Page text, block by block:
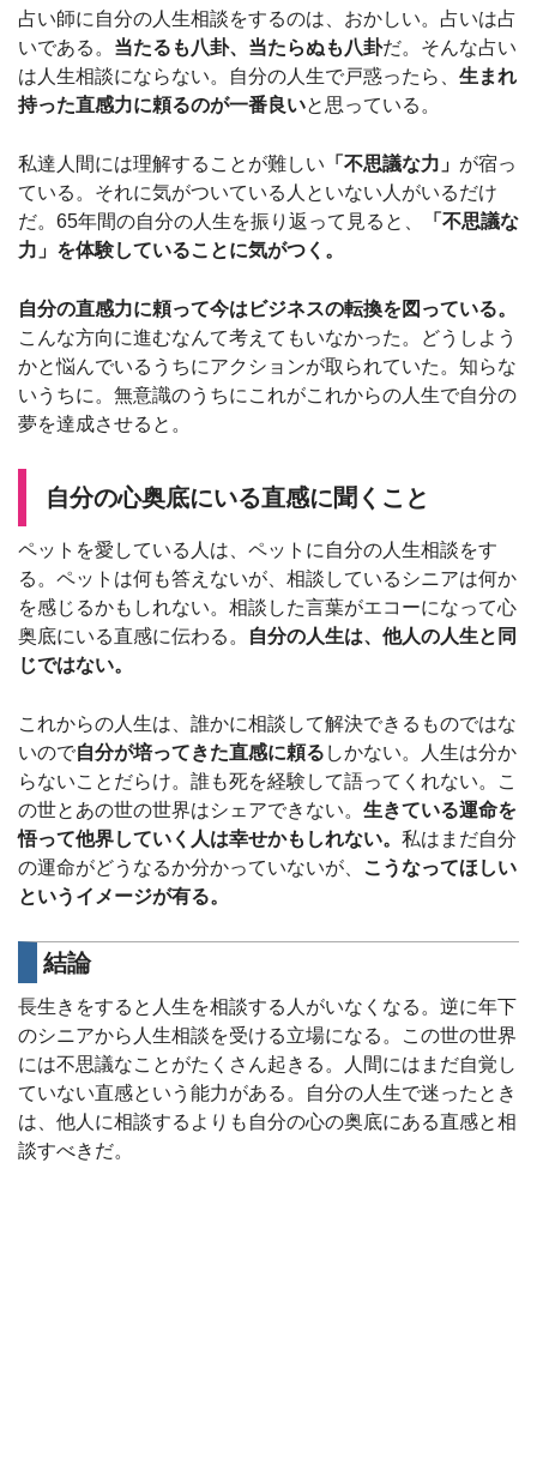
占い師に自分の人生相談をするのは、おかしい。占いは占
いである。 当たるも八卦、当たらぬも八卦だ。そんな占い
は人生相談にならない。自分の人生で戸惑ったら、 生まれ
持った直感力に頼るのが一番良いと思っている。
私達人間には理解することが難しい 「不思議な力」 が宿っ
ている。それに気がついている人といない人がいるだけ
だ。65年間の自分の人生を振り返って見ると、
「不思議な
力」 を体験していることに気がつく。
自分の直感力に頼って今はビジネスの転換を図っている。
こんな方向に進むなんて考えてもいなかった。どうしよう
かと悩んでいるうちにアクションが取られていた。知らな
いうちに。無意識のうちにこれがこれからの人生で自分の
夢を達成させると。
自分の心奥底にいる直感に聞くこと
ペットを愛している人は、ペットに自分の人生相談をす
る。ペットは何も答えないが、相談しているシニアは何か
を感じるかもしれない。相談した言葉がエコーになって心
奥底にいる直感に伝わる。
自分の人生は、他人の人生と同
じではない。
これからの人生は、誰かに相談して解決できるものではな
いので自分が培ってきた直感に頼る しかない。人生は分か
らないことだらけ。誰も死を経験して語ってくれない。こ
の世とあの世の世界はシェアできない。 生きている運命を
悟って他界していく人は幸せかもしれない。 私はまだ自分
の運命がどうなるか分かっていないが、
こうなってほしい
というイメージが有る。
結論
長生きをすると人生を相談する人がいなくなる。逆に年下
のシニアから人生相談を受ける立場になる。この世の世界
には不思議なことがたくさん起きる。人間にはまだ自覚し
ていない直感という能力がある。自分の人生で迷ったとき
は、他人に相談するよりも自分の心の奥底にある直感と相
談すべきだ。